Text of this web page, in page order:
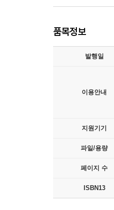
품목정보
발행일
이용안내
지원기기
파일/용량
페이지 수
ISBN13